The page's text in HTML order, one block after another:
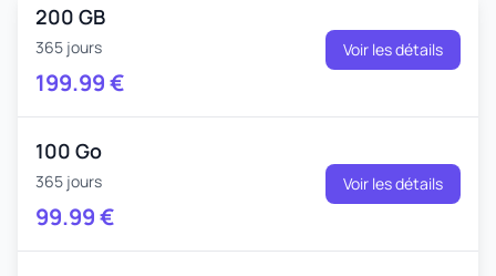
200 GB
365 jours
199.99€
Voir les détails
100 Go
365 jours
99.99€
Voir les détails